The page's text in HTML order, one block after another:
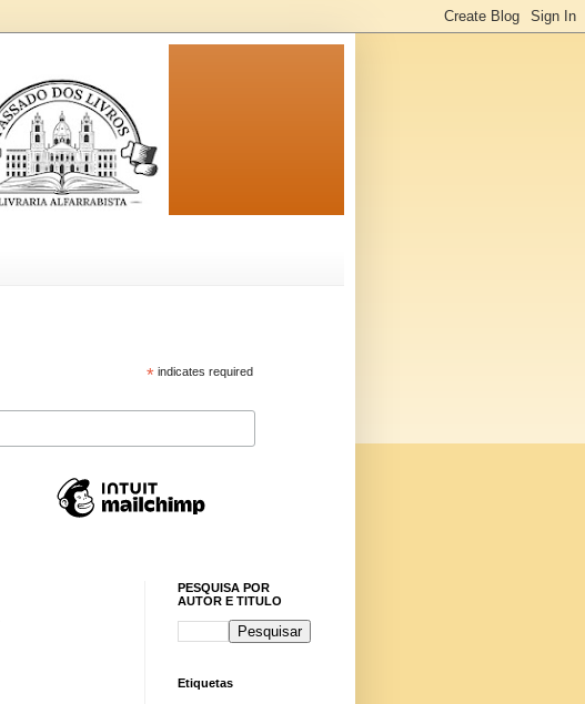
*indicates required
PESQUISA POR
AUTOR E TITULO
Etiquetas